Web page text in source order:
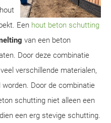
Een hout beton schutting
van een beton
Door deze combinatie
verschillende materialen,
Door de combinatie
schutting niet alleen een
een erg stevige schutting.